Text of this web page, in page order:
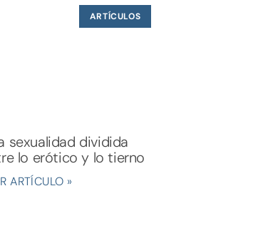
ARTÍCULOS
sexualidad dividida
lo erótico y lo tierno
ARTÍCULO »